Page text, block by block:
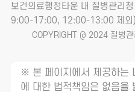
보건의료행정타운 내 질병관리청
9:00-17:00, 12:00-13:00 제외)
COPYRIGHT @ 2024 질병
※ 본 페이지에서 제공하는
에 대한 법적책임은 없음을